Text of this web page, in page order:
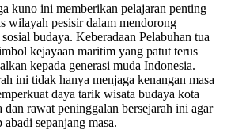
kuno ini memberikan pelajaran penting
wilayah pesisir dalam mendorong
budaya. Keberadaan Pelabuhan tua
kejayaan maritim yang patut terus
kepada generasi muda Indonesia.
ini tidak hanya menjaga kenangan masa
daya tarik wisata budaya kota
rawat peninggalan bersejarah ini agar
sepanjang masa.